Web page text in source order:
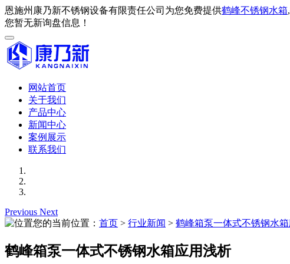
恩施州康乃新不锈钢设备有限责任公司为您免费提供鹤峰不锈钢水箱
您暂无新询盘信息！
网站首页
关于我们
产品中心
新闻中心
案例展示
联系我们
Previous Next
您的当前位置： 首页 > 行业新闻 > 鹤峰箱泵一体式不锈钢水
鹤峰箱泵一体式不锈钢水箱应用浅析